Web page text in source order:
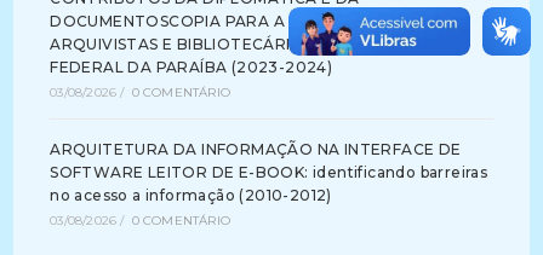
DOCUMENTOSCOPIA PARA A FORMAÇÃO DE
ARQUIVISTAS E BIBLIOTECÁRIOS NA UNIVERSIDADE
FEDERAL DA PARAÍBA (2023-2024)
03/08/2026 / 0 COMENTÁRIO
ARQUITETURA DA INFORMAÇÃO NA INTERFACE DE
SOFTWARE LEITOR DE E-BOOK: identificando barreiras
no acesso a informação (2010-2012)
03/08/2026 / 0 COMENTÁRIO